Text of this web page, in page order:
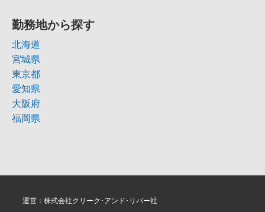
勤務地から探す
北海道
宮城県
東京都
愛知県
大阪府
福岡県
運営：株式会社クリーク･アンド･リバー社